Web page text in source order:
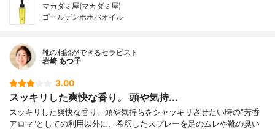
マカダミ屋(マカダミ屋)
ゴールデンホホバオイル
靴の相談ができるセラピスト
岩崎 あつ子
3.00
スッキリした爽快な香り。 頭や気持...
スッキリした爽快な香り。頭や気持ちをシャッキリさせたい時の"芳香
アロマ"としての利用以外に、希釈したスプレーを足のムレや靴の臭い